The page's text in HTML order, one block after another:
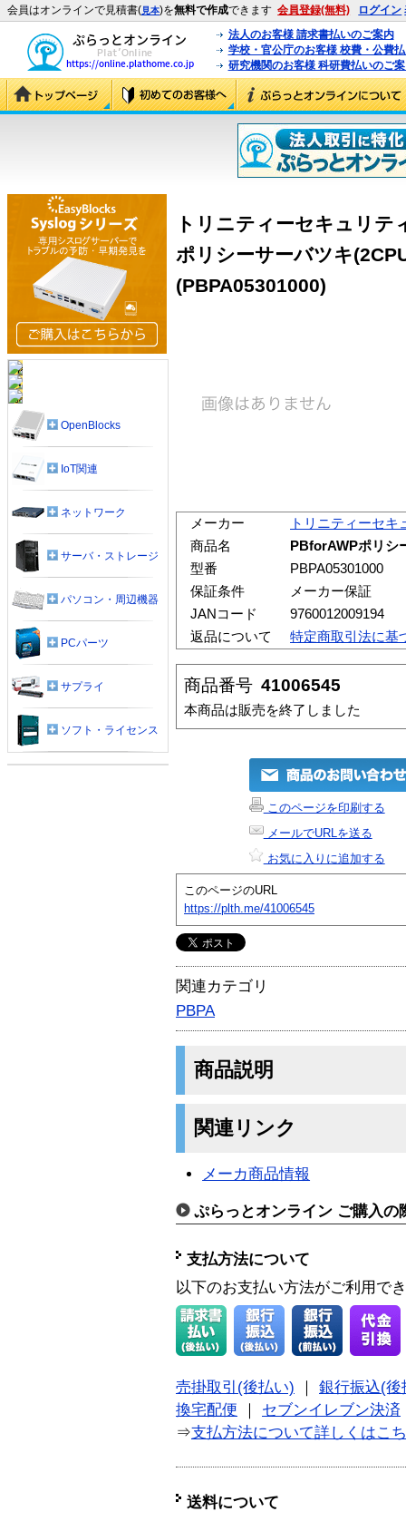
会員はオンラインで見積書(見本)を無料で作成できます 会員登録(無料) ログイン
法人のお客様 請求書払いのご案内
学校・官公庁のお客様 校費・公費
研究機関のお客様 科研費払いのご
トリニティーセキュリ
ポリシーサーバツキ
(PBPA05301000)
メーカー
トリニティーセキ
商品名
PBforAWPポリシ
型番
PBPA05301000
保証条件
メーカー保証
JANコード
9760012009194
返品について
特定商取引法に基
商品番号 41006545
本商品は販売を終了しました
このページを印刷する
メールでURLを送る
お気に入りに追加する
このページのURL
https://plth.me/41006545
関連カテゴリ
PBPA
商品説明
関連リンク
メーカ商品情報
ぷらっとオンライン ご購入の
支払方法について
以下のお支払い方法がご利用で
売掛取引(後払い)
銀行振込(後
換宅配便
セブンイレブン決済
⇒支払方法について詳しくはこ
送料について
OpenBlocks
IoT関連
ネットワーク
サーバ・ストレージ
パソコン・周辺機器
PCパーツ
サプライ
ソフト・ライセンス